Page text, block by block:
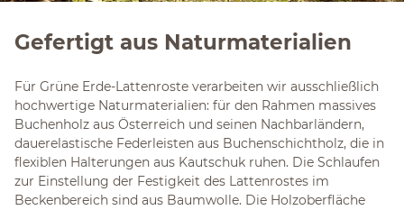
Gefertigt aus Naturmaterialien
Für Grüne Erde-Lattenroste verarbeiten wir ausschließlich
hochwertige Naturmaterialien: für den Rahmen massives
Buchenholz aus Österreich und seinen Nachbarländern,
dauerelastische Federleisten aus Buchenschichtholz, die in
flexiblen Halterungen aus Kautschuk ruhen. Die Schlaufen
zur Einstellung der Festigkeit des Lattenrostes im
Beckenbereich sind aus Baumwolle. Die Holzoberfläche